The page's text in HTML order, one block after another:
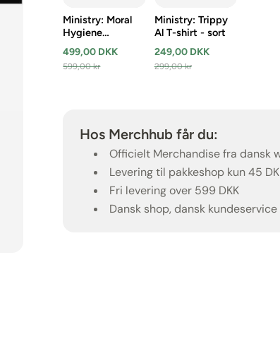
Ministry: Moral
Hygiene
Gasmask (Back
& Sleeve Print)
Hoodie - sort
499,00 DKK
599,00 kr
Ministry: Trippy
Al T-shirt - sort
249,00 DKK
299,00 kr
Hos Merchhub får du:
Officielt Merchandise fra dansk
Levering til pakkeshop kun 45
Fri levering over 599 DKK
Dansk shop, dansk kundeservice